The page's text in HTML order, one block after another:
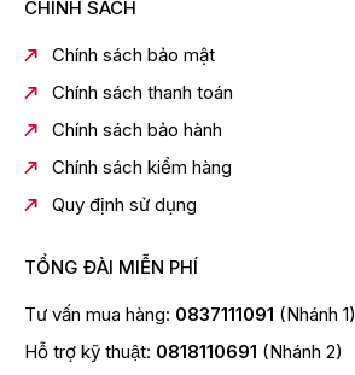
CHÍNH SÁCH
Chính sách bảo mật
Chính sách thanh toán
Chính sách bảo hành
Chính sách kiểm hàng
Quy định sử dụng
TỔNG ĐÀI MIỄN PHÍ
Tư vấn mua hàng: 0837111091 (Nhánh 1)
Hỗ trợ kỹ thuật: 0818110691 (Nhánh 2)